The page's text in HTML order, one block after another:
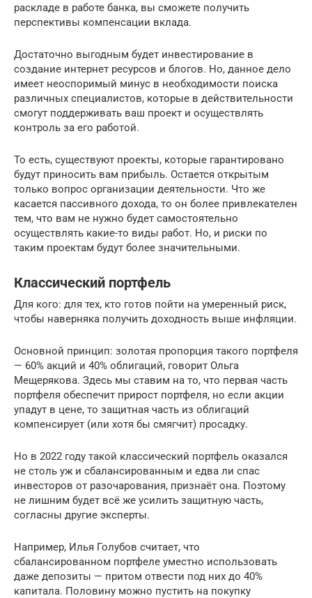
раскладе в работе банка, вы сможете получить
перспективы компенсации вклада.
Достаточно выгодным будет инвестирование в
создание интернет ресурсов и блогов. Но, данное дело
имеет неоспоримый минус в необходимости поиска
различных специалистов, которые в действительности
смогут поддерживать ваш проект и осуществлять
контроль за его работой.
То есть, существуют проекты, которые гарантировано
будут приносить вам прибыль. Остается открытым
только вопрос организации деятельности. Что же
касается пассивного дохода, то он более привлекателен
тем, что вам не нужно будет самостоятельно
осуществлять какие-то виды работ. Но, и риски по
таким проектам будут более значительными.
Классический портфель
Для кого: для тех, кто готов пойти на умеренный риск,
чтобы наверняка получить доходность выше инфляции.
Основной принцип: золотая пропорция такого портфеля
— 60% акций и 40% облигаций, говорит Ольга
Мещерякова. Здесь мы ставим на то, что первая часть
портфеля обеспечит прирост портфеля, но если акции
упадут в цене, то защитная часть из облигаций
компенсирует (или хотя бы смягчит) просадку.
Но в 2022 году такой классический портфель оказался
не столь уж и сбалансированным и едва ли спас
инвесторов от разочарования, признаёт она. Поэтому
не лишним будет всё же усилить защитную часть,
согласны другие эксперты.
Например, Илья Голубов считает, что
сбалансированном портфеле уместно использовать
даже депозиты — притом отвести под них до 40%
капитала. Половину можно пустить на покупку